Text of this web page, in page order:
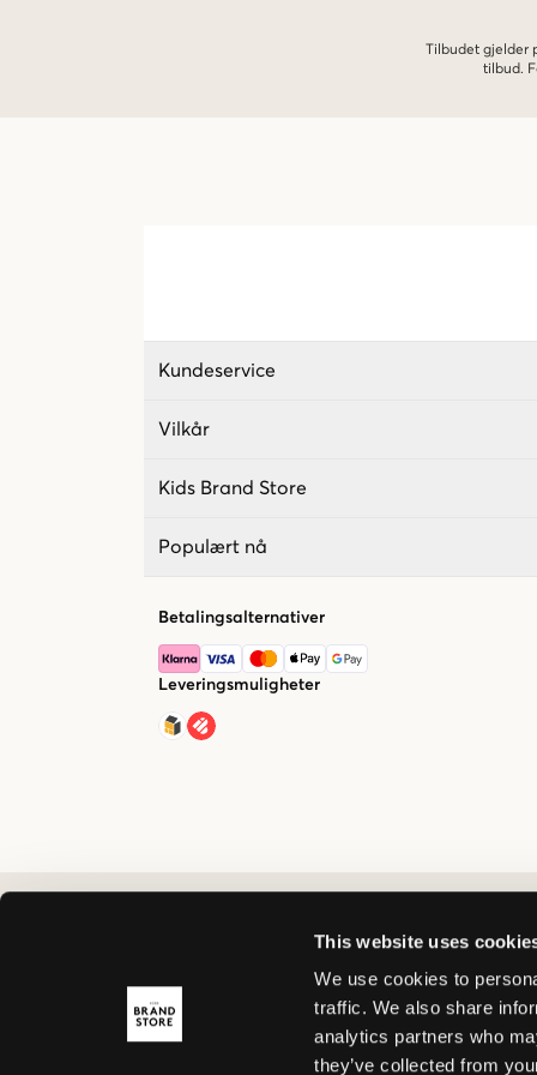
This website uses
We use cookies to
traffic. We also share
analytics partners who
they’ve collected from
Tilbudet gjelder
tilbud.
Kundeservice
Vilkår
Kids Brand Store
Populært nå
Betalingsalternativer
Leveringsmuligheter